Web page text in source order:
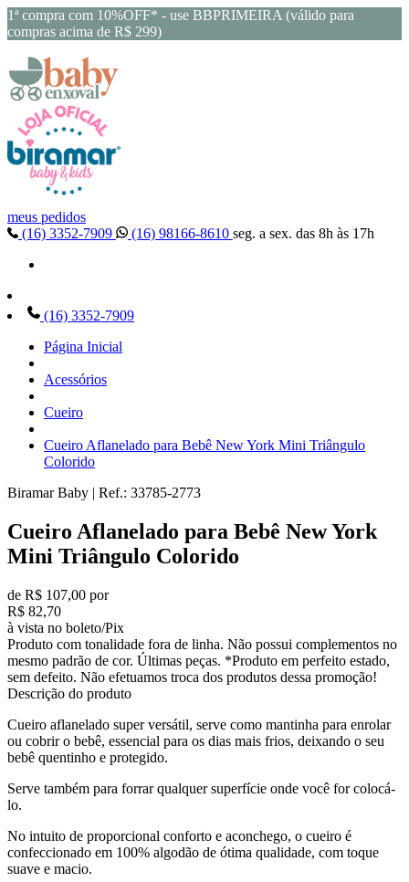
1ª compra com 10%OFF* - use BBPRIMEIRA (válido para
compras acima de R$ 299)
meus pedidos
(16) 3352-7909
(16) 98166-8610 seg. a sex. das 8h às 17h
(16) 3352-7909
Página Inicial
Acessórios
Cueiro
Cueiro Aflanelado para Bebê New York Mini Triângulo
Colorido
Biramar Baby | Ref.: 33785-2773
Cueiro Aflanelado para Bebê New York
Mini Triângulo Colorido
de R$ 107,00 por
R$ 82,70
à vista no boleto/Pix
Produto com tonalidade fora de linha. Não possui complementos no
mesmo padrão de cor. Últimas peças. *Produto em perfeito estado,
sem defeito. Não efetuamos troca dos produtos dessa promoção!
Descrição do produto
Cueiro aflanelado super versátil, serve como mantinha para enrolar
ou cobrir o bebê, essencial para os dias mais frios, deixando o seu
bebê quentinho e protegido.
Serve também para forrar qualquer superfície onde você for colocá-
lo.
No intuito de proporcional conforto e aconchego, o cueiro é
confeccionado em 100% algodão de ótima qualidade, com toque
suave e macio.